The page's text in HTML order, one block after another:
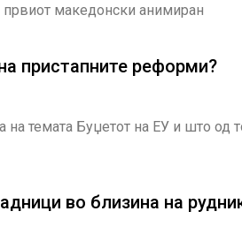
првиот македонски анимиран
пристапните реформи?
темата Буџетот на ЕУ и што од
во близина на